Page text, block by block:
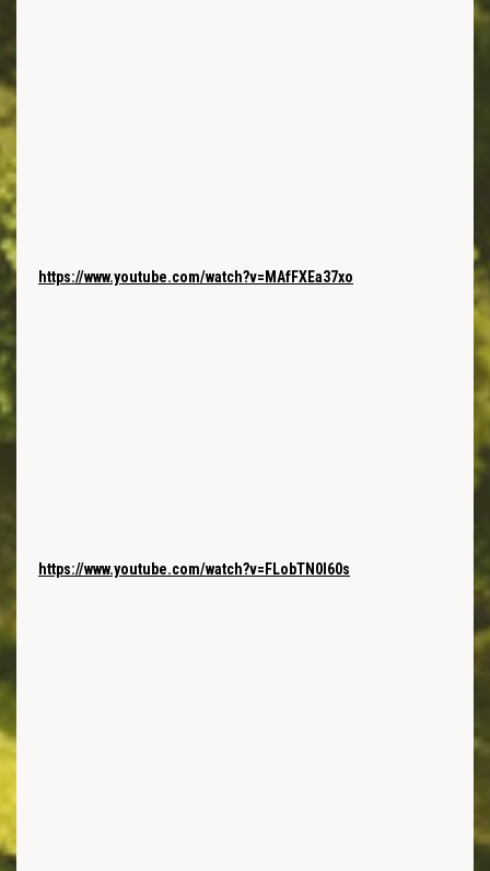
https://www.youtube.com/watch?v=MAfFXEa37xo
https://www.youtube.com/watch?v=FLobTN0l60s